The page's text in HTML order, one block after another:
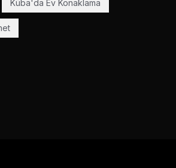
Küba'da Ev Konaklama